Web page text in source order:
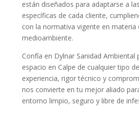
están diseñados para adaptarse a
específicas de cada cliente,
con la normativa vigente en materia
medioambiente.
Confía en Dylnar Sanidad Ambiental
espacio en Calpe de cualquier tipo
experiencia, rigor técnico y
nos convierte en tu mejor aliado
entorno limpio, seguro y libre de